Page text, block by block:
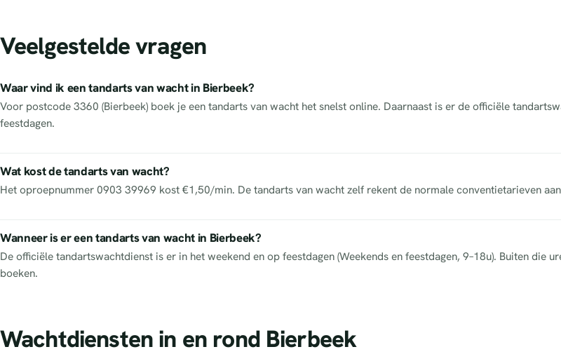
Veelgestelde vragen
Waar vind ik een tandarts van wacht in Bierbeek?
Voor postcode 3360 (Bierbeek) boek je een tandarts van wacht het snelst online. Daarnaast is er de officiële
feestdagen.
Wat kost de tandarts van wacht?
Het oproepnummer 0903 39969 kost €1,50/min. De tandarts van wacht zelf rekent de normale conventietarieven
Wanneer is er een tandarts van wacht in Bierbeek?
De officiële tandartswachtdienst is er in het weekend en op feestdagen (Weekends en feestdagen, 9–18u). Buiten die
boeken.
Wachtdiensten in en rond Bierbeek